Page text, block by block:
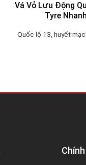
Vá Vỏ Lưu Động
Tyre
Quốc lộ 13, huyết